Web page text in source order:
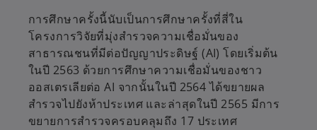
การศึกษาครั้งนี้นับเป็นการศึกษาครั้งที่สี่ใน
โครงการวิจัยที่มุ่งสำรวจความเชื่อมั่นของ
สาธารณชนที่มีต่อปัญญาประดิษฐ์ (AI) โดยเริ่มต้น
ในปี 2563 ด้วยการศึกษาความเชื่อมั่นของชาว
ออสเตรเลียต่อ AI จากนั้นในปี 2564 ได้ขยายผล
สำรวจไปยังห้าประเทศ และล่าสุดในปี 2565 มีการ
ขยายการสำรวจครอบคลุมถึง 17 ประเทศ